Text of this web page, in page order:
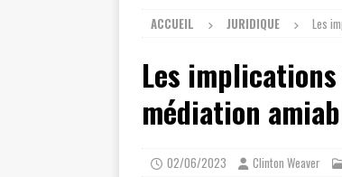
ACCUEIL JURIDIQUE Les
Les
médiation
02/06/2023 Clinton Weaver